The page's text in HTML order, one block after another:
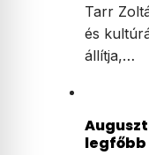
Tarr
és
állítja,…
legfőbb